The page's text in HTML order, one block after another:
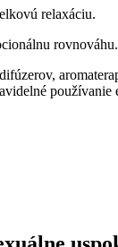
relaxáciu.
rovnováhu.